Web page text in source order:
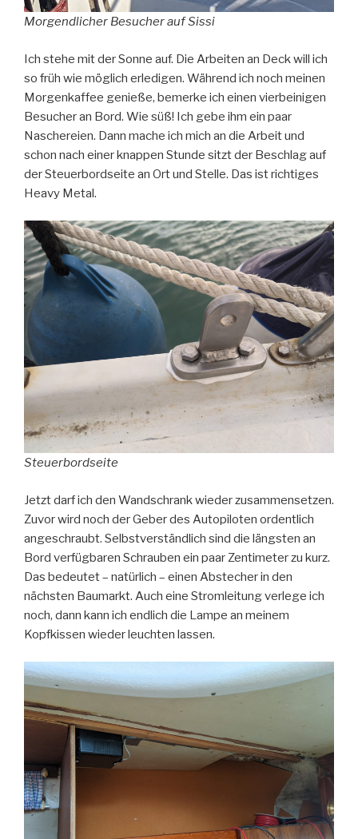
Morgendlicher Besucher auf Sissi
Ich stehe mit der Sonne auf. Die Arbeiten an Deck will ich
so früh wie möglich erledigen. Während ich noch meinen
Morgenkaffee genieße, bemerke ich einen vierbeinigen
Besucher an Bord. Wie süß! Ich gebe ihm ein paar
Naschereien. Dann mache ich mich an die Arbeit und
schon nach einer knappen Stunde sitzt der Beschlag auf
der Steuerbordseite an Ort und Stelle. Das ist richtiges
Heavy Metal.
Steuerbordseite
Jetzt darf ich den Wandschrank wieder zusammensetzen.
Zuvor wird noch der Geber des Autopiloten ordentlich
angeschraubt. Selbstverständlich sind die längsten an
Bord verfügbaren Schrauben ein paar Zentimeter zu kurz.
Das bedeutet – natürlich – einen Abstecher in den
nächsten Baumarkt. Auch eine Stromleitung verlege ich
noch, dann kann ich endlich die Lampe an meinem
Kopfkissen wieder leuchten lassen.